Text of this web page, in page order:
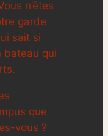
n’êtes
garde
sait si
bateau qui
que
vous ?